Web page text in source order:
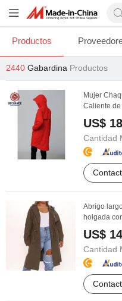
Productos
2440 Gabardina Productos
Mujer
Caliente
US$
Cantidad
Abrigo
holgada
US$
Cantidad